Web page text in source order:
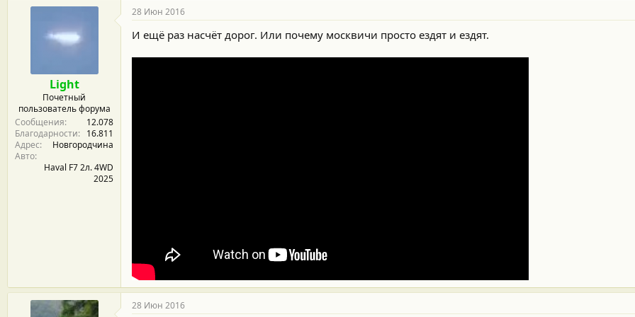
Light
Почетный
пользователь форума
Сообщения
12.078
Благодарности
16.811
Адрес
Новгородчина
Авто
Haval F7 2л. 4WD
2025
28 Июн 2016
И ещё раз насчёт дорог. Или почему москвичи просто ездят и ездят.
28 Июн 2016